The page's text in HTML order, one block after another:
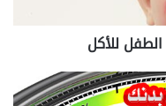
للأكل